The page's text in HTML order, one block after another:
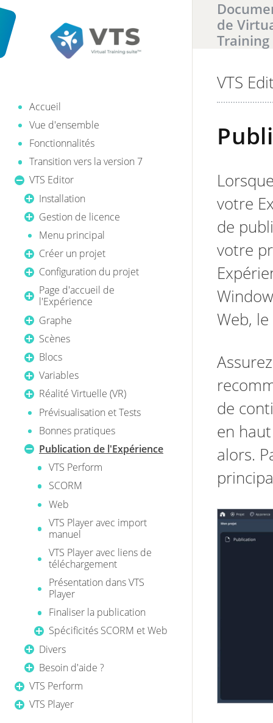
de
Training
Accueil
Vue d'ensemble
Fonctionnalités
Transition vers la version 7
VTS Editor
Installation
Gestion de licence
Menu principal
Créer un projet
Configuration du projet
Page d'accueil de
l'Expérience
Graphe
Scènes
Blocs
Variables
Réalité Virtuelle (VR)
Prévisualisation et Tests
Bonnes pratiques
Publication de l'Expérience
VTS Perform
SCORM
Web
VTS Player avec import
manuel
VTS Player avec liens de
téléchargement
Présentation dans VTS
Player
Finaliser la publication
Spécificités SCORM et Web
Divers
Besoin d'aide ?
VTS Perform
VTS Player
Il y a0
VTS
votre
de
votre
Web,
de
en
alors.